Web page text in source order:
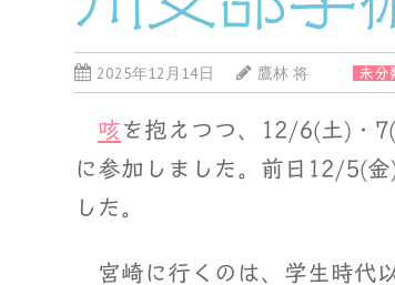
2025年12月14日 鷹林 将 未分
咳 を抱えつつ、12/6(土)・
に参加しました。前日12/5(
した。
宮崎に行くのは、学生時代